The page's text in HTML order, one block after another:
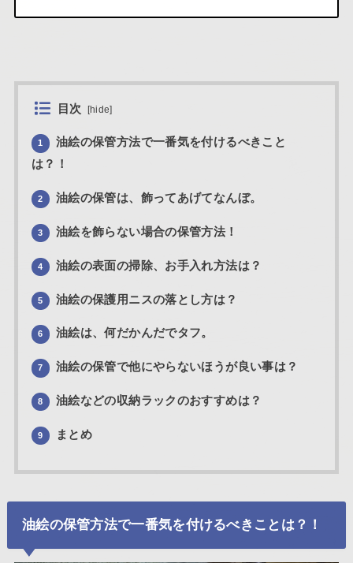
目次 [hide]
1
油絵の保管方法で一番気を付けるべきこと
は？！
2 油絵の保管は、飾ってあげてなんぼ。
3 油絵を飾らない場合の保管方法！
4 油絵の表面の掃除、お手入れ方法は？
5 油絵の保護用ニスの落とし方は？
6 油絵は、何だかんだでタフ。
7 油絵の保管で他にやらないほうが良い事は？
8 油絵などの収納ラックのおすすめは？
9 まとめ
油絵の保管方法で一番気を付けるべきことは？！